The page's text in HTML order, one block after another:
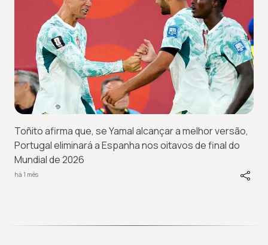
Toñito afirma que, se Yamal alcançar a melhor versão,
Portugal eliminará a Espanha nos oitavos de final do
Mundial de 2026
há 1 mês